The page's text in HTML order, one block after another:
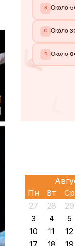
Пн Вт Ср
27
28 29
3
4 5
10
11 12